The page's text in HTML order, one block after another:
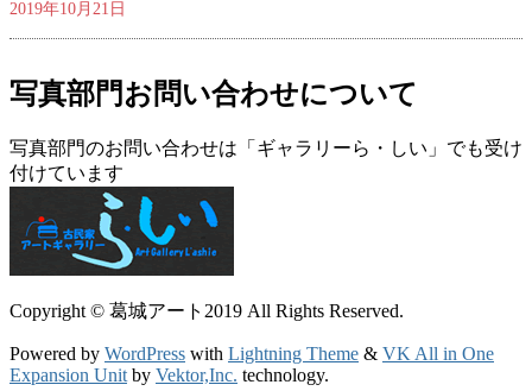
2019年10月21日
写真部門お問い合わせについて
写真部門のお問い合わせは「ギャラリーら・しい」でも受け
付けています
Copyright © 葛城アート2019 All Rights Reserved.
Powered by WordPress with Lightning Theme & VK All in One
Expansion Unit by Vektor,Inc. technology.